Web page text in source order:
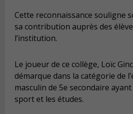
Cette reconnaissance souligne
sa contribution auprès des
l’institution.
Le joueur de ce collège, Loïc
démarque dans la catégorie de
masculin de 5e secondaire
sport et les études.